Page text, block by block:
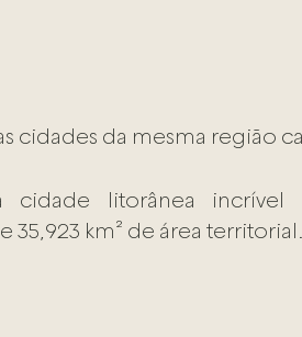
cidades da mesma região
cidade litorânea incrível
km² de área territorial.